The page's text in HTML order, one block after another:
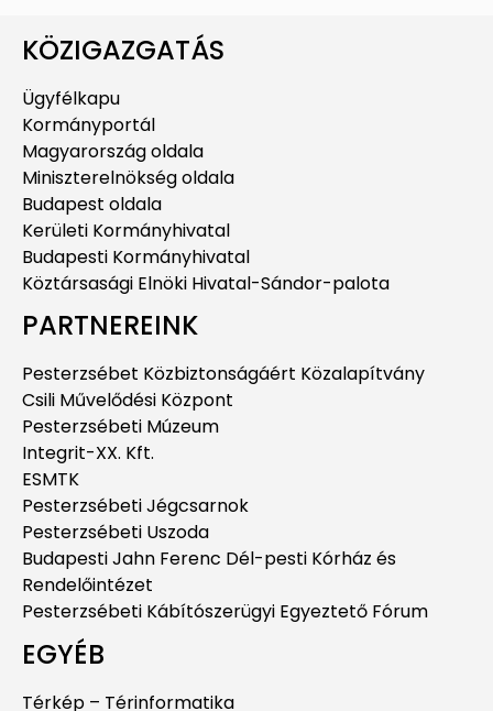
KÖZIGAZGATÁS
Ügyfélkapu
Kormányportál
Magyarország oldala
Miniszterelnökség oldala
Budapest oldala
Kerületi Kormányhivatal
Budapesti Kormányhivatal
Köztársasági Elnöki Hivatal-Sándor-palota
PARTNEREINK
Pesterzsébet Közbiztonságáért Közalapítvány
Csili Művelődési Központ
Pesterzsébeti Múzeum
Integrit-XX. Kft.
ESMTK
Pesterzsébeti Jégcsarnok
Pesterzsébeti Uszoda
Budapesti Jahn Ferenc Dél-pesti Kórház és
Rendelőintézet
Pesterzsébeti Kábítószerügyi Egyeztető Fórum
EGYÉB
Térkép – Térinformatika